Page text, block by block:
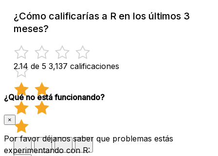
¿Cómo calificarías a R en los últimos 3
meses?
2.14 de 5 3,137 calificaciones
¿Qué no está funcionando?
×
Por favor déjanos saber que problemas estás
experimentando con R: